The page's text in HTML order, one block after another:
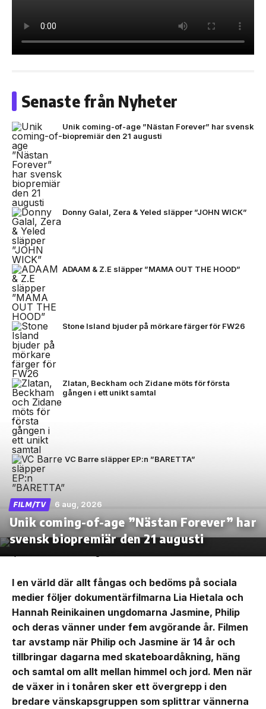
Senaste från Nyheter
Unik coming-of-age ”Nästan Forever” har svensk
biopremiär den 21 augusti
Donny Galal, Zera & Yeled släpper ”JOHN WICK”
ADAAM & Z.E släpper ”MAMA OUT THE HOOD”
Stone Island bjuder på mörkare färger för FW26
Zlatan, Beckham och Zidane möts för första
gången i ett unikt samtal
VC Barre släpper EP:n ”BARETTA”
FILM/TV 6 aug, 2026
Unik coming-of-age ”Nästan Forever” har
svensk biopremiär den 21 augusti
I en värld där allt fångas och bedöms på sociala
medier följer dokumentärfilmarna Lia Hietala och
Hannah Reinikainen ungdomarna Jasmine, Philip
och deras vänner under fem avgörande år. Filmen
tar avstamp när Philip och Jasmine är 14 år och
tillbringar dagarna med skateboardåkning, häng
och samtal om allt mellan himmel och jord. Men när
de växer in i tonåren sker ett övergrepp i den
bredare vänskapsgruppen som splittrar vännerna